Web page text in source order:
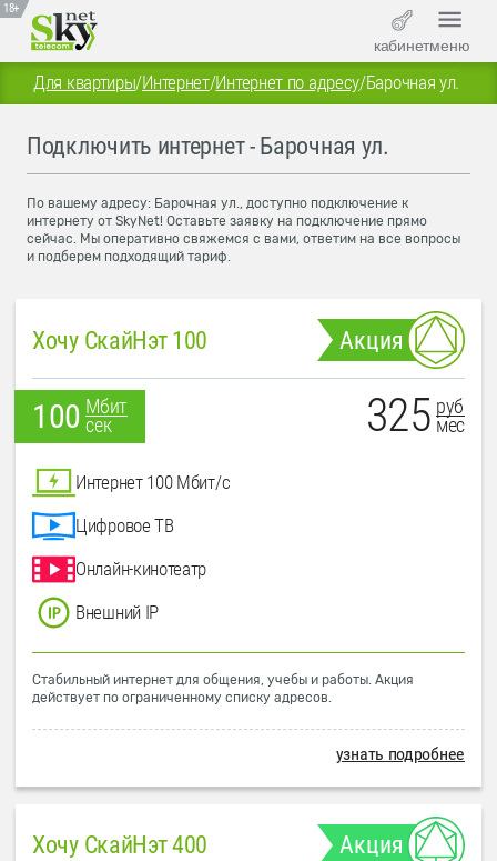
18+
кабинетменю
Для квартиры/Интернет/Интернет по адресу/Барочная ул.
Подключить интернет - Барочная ул.
По вашему адресу: Барочная ул., доступно подключение к
интернету от SkyNet! Оставьте заявку на подключение прямо
сейчас. Мы оперативно свяжемся с вами, ответим на все вопросы
и подберем подходящий тариф.
Хочу СкайНэт 100 Акция
100 Мбит
сек
325 руб
мес
Интернет 100 Мбит/с
Цифровое ТВ
Онлайн-кинотеатр
Внешний IP
Стабильный интернет для общения, учебы и работы. Акция
действует по ограниченному списку адресов.
узнать подробнее
Хочу СкайНэт 400 Акция